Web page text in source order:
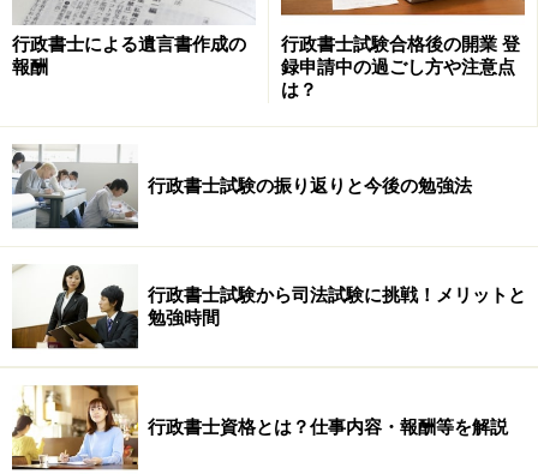
ただ、この分野には大きな壁があります。弁護士法で
す。弁護士法により、行政書士は、争いとなっている案
件や交渉に関与することが許されないのです。そして、
当然ですが、行政書士が作成できる書類は、すべて弁護
士が作成できます。
このように民事法という分野は、行政書士が扱える案件
か判断をしなければならず、仮に扱える仕事であって
※記事内容は執筆時点のものです。最新の内容をご確認くださ
い。
行政書士による遺言書作成の
報酬
行政書士試験合格後の開業 登
録申請中の過ごし方や注意点
は？
行政書士試験の振り返りと今後の勉強法
行政書士試験から司法試験に挑戦！メリットと
勉強時間
行政書士資格とは？仕事内容・報酬等を解説